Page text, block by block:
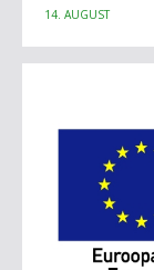
14. AUGUST